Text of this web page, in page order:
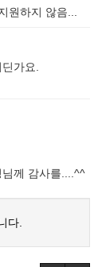
원하지 않음...
가요.
께 감사를....^^
다.